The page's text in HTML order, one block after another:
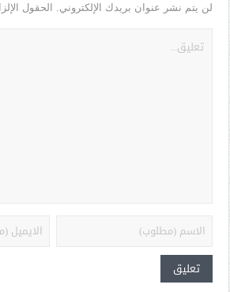
لن يتم نشر عنوان بريدك الإلكتروني. الحقول